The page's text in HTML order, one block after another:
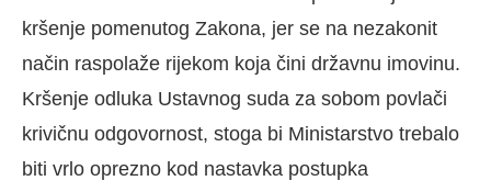
kršenje pomenutog Zakona, jer se na nezakonit
način raspolaže rijekom koja čini državnu imovinu.
Kršenje odluka Ustavnog suda za sobom povlači
krivičnu odgovornost, stoga bi Ministarstvo trebalo
biti vrlo oprezno kod nastavka postupka